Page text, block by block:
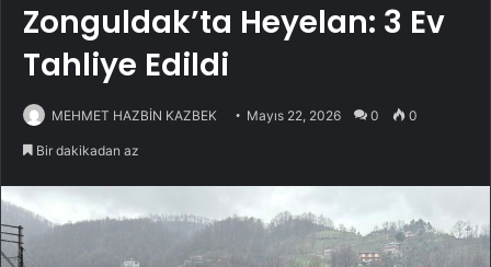
Zonguldak’ta Heyelan: 3 Ev
Tahliye Edildi
MEHMET HAZBİN KAZBEK Mayıs 22, 2026 0 0
Bir dakikadan az